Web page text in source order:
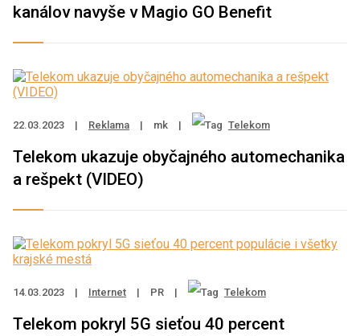
kanálov navyše v Magio GO Benefit
22.03.2023 | Reklama | mk | Telekom
Telekom ukazuje obyčajného automechanika
a rešpekt (VIDEO)
14.03.2023 | Internet | PR | Telekom
Telekom pokryl 5G sieťou 40 percent